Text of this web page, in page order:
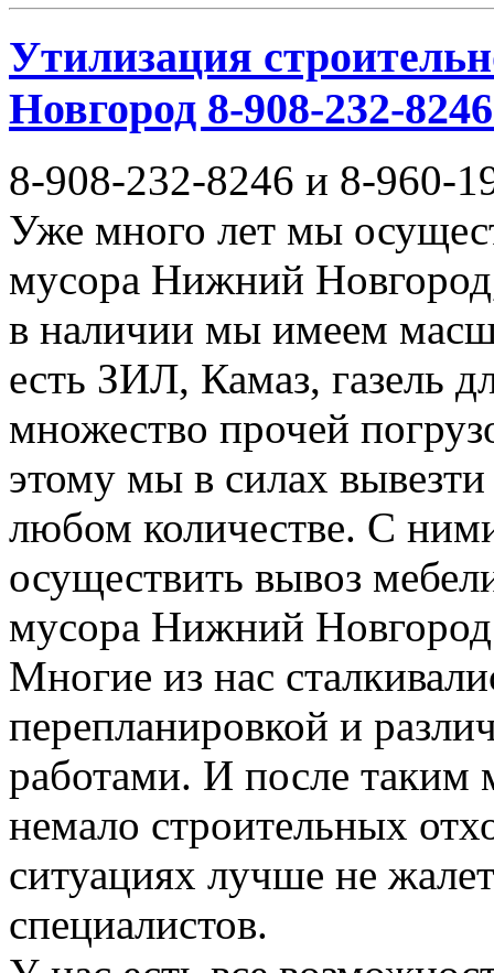
Утилизация
Новгород 8-908-232-
8-908-232-8246 и 8-960-
Уже много лет мы
мусора Нижний
в наличии мы имеем
есть ЗИЛ, Камаз, газель
множество прочей
этому мы в силах
любом количестве. С
осуществить вывоз
мусора Нижний
Многие из нас
перепланировкой и
работами. И после таким
немало строительных
ситуациях лучше не
специалистов.